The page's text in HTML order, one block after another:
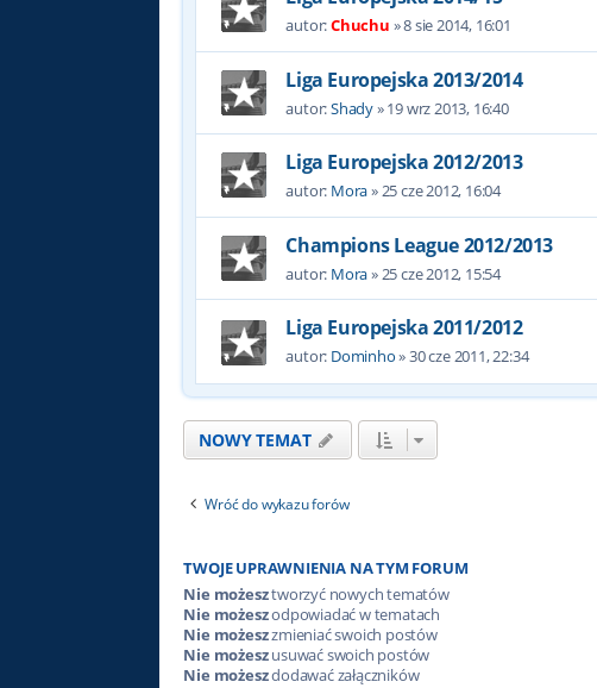
autor:Chuchu »8 sie 2014, 16:01
Liga Europejska 2013/2014
autor:Shady»19 wrz 2013, 16:40
Liga Europejska 2012/2013
autor: Mora»25 cze 2012, 16:04
Champions League 2012/2013
autor: Mora»25 cze 2012, 15:54
Liga Europejska 2011/2012
autor: Dominho»30 cze 2011, 22:34
NOWY TEMAT
Wróć do wykazu forów
TWOJE UPRAWNIENIA NA TYM FORUM
Nie możesztworzyć nowych tematów
Nie możeszodpowiadać w tematach
Nie możeszzmieniać swoich postów
Nie możeszusuwać swoich postów
Nie możeszdodawać załączników